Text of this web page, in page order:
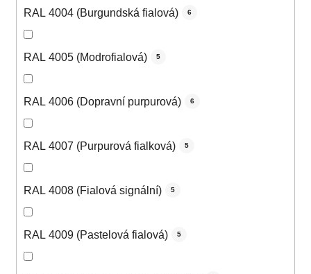
RAL 4004 (Burgundská fialová) 6
RAL 4005 (Modrofialová) 5
RAL 4006 (Dopravní purpurová) 6
RAL 4007 (Purpurová fialková) 5
RAL 4008 (Fialová signální) 5
RAL 4009 (Pastelová fialová) 5